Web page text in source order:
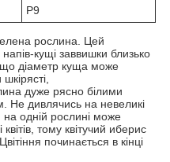
P9
рослина. Цей
напів-кущі заввишки близько
що діаметр куща може
дуже рясно білими
Не дивлячись на невеликі
на одній рослині може
тому квітучий иберис
Цвітіння починається в кінці